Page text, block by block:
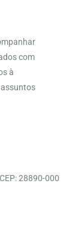
com
à
28890-000